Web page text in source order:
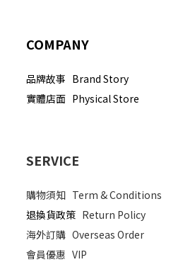
COMPANY
品牌故事 Brand Story
實體店面 Physical Store
SERVICE
購物須知 Term & Conditions
退換貨政策 Return Policy
海外訂購 Overseas Order
會員優惠 VIP